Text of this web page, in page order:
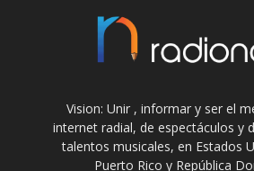
Vision: Unir , informar y ser el
internet radial, de espectáculos y
talentos musicales, en Estados
Puerto Rico y República